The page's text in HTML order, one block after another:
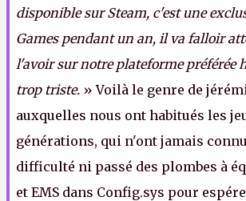
disponible sur Steam, c'est une
Games pendant un an, il va falloir
l'avoir sur notre plateforme préférée
trop triste. » Voilà le genre de
auxquelles nous ont habitués les
générations, qui n'ont jamais
difficulté ni passé des plombes à
et EMS dans Config.sys pour